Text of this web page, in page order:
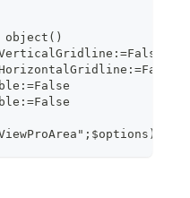
object()